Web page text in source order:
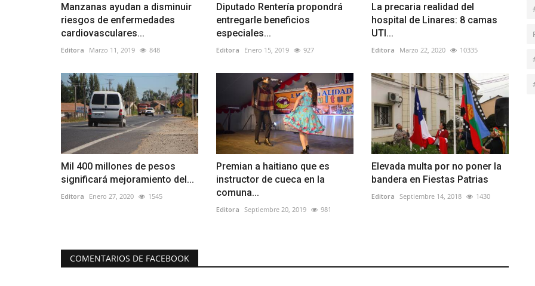
Manzanas ayudan a disminuir
riesgos de enfermedades
cardiovasculares...
Editora Marzo 11, 2019 848
Diputado Rentería propondrá
entregarle beneficios
especiales...
Editora Enero 15, 2019 927
La precaria realidad del
hospital de Linares: 8 camas
UTI...
Editora Marzo 22, 2020 10335
Mil 400 millones de pesos
significará mejoramiento del...
Editora Enero 27, 2020 1545
Premian a haitiano que es
instructor de cueca en la
comuna...
Editora Septiembre 20, 2019 981
Elevada multa por no poner la
bandera en Fiestas Patrias
Editora Septiembre 14, 2018 1430
COMENTARIOS DE FACEBOOK